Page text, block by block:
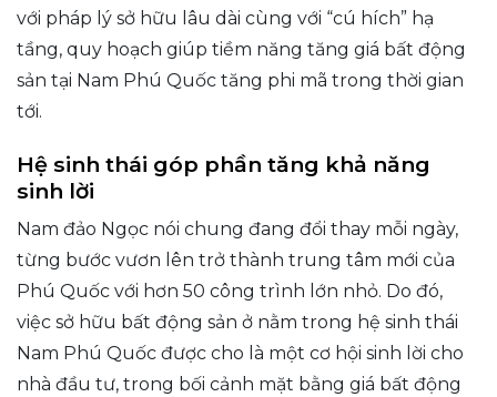
với pháp lý sở hữu lâu dài cùng với “cú hích” hạ
tầng, quy hoạch giúp tiềm năng tăng giá bất động
sản tại Nam Phú Quốc tăng phi mã trong thời gian
tới.
Hệ sinh thái góp phần tăng khả năng
sinh lời
Nam đảo Ngọc nói chung đang đổi thay mỗi ngày,
từng bước vươn lên trở thành trung tâm mới của
Phú Quốc với hơn 50 công trình lớn nhỏ. Do đó,
việc sở hữu bất động sản ở nằm trong hệ sinh thái
Nam Phú Quốc được cho là một cơ hội sinh lời cho
nhà đầu tư, trong bối cảnh mặt bằng giá bất động